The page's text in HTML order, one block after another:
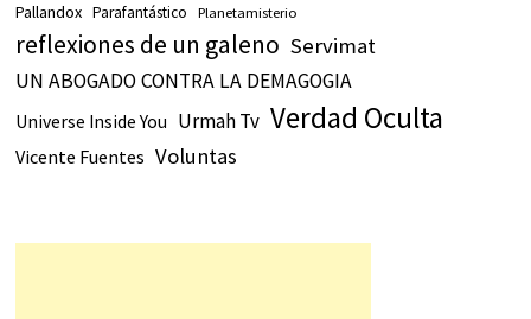
Pallandox Parafantástico Planetamisterio
reflexiones de un galeno Servimat
UN ABOGADO CONTRA LA DEMAGOGIA
Universe Inside You Urmah Tv Verdad Oculta
Vicente Fuentes Voluntas